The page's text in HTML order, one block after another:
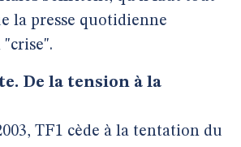
la presse quotidienne
"crise".
De la tension à la
TF1 cède à la tentation du